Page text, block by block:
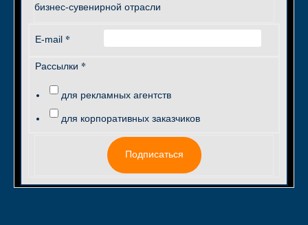
бизнес-сувенирной отрасли
E-mail *
Рассылки *
для рекламных агентств
для корпоративных заказчиков
Подписаться